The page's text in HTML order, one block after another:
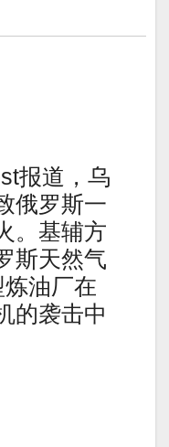
报道，乌
俄罗斯一
。基辅方
斯天然气
油厂在
的袭击中